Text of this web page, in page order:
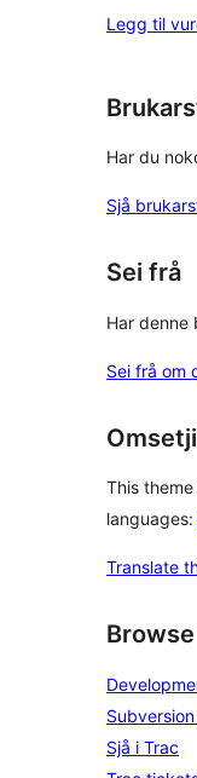
Legg til
Har du
Sjå
Sei frå
Har denne
Sei frå om
This
languages:
Translate
Sjå i Trac